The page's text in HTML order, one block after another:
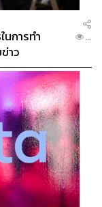
การทำ
าว
...